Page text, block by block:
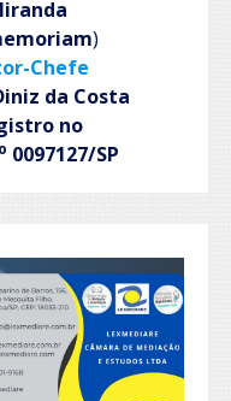
)
Chefe
da Costa
no
o 0097127/SP